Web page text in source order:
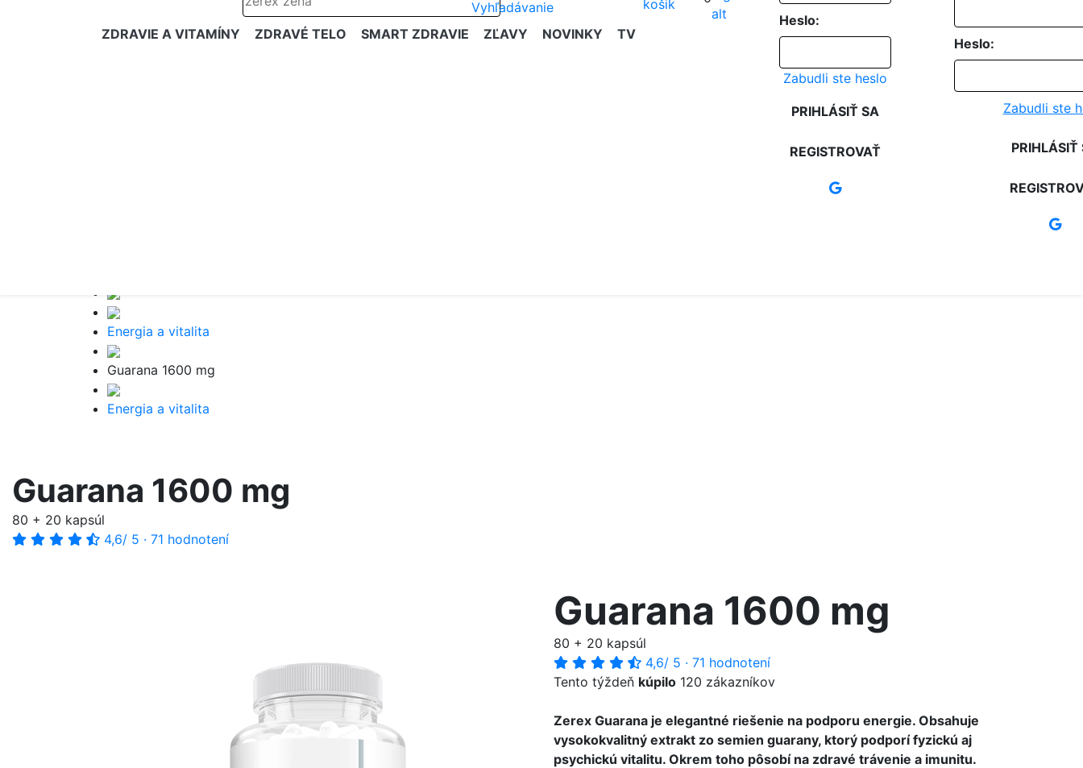
ZDRAVIE A VITAMÍNY ZDRAVÉ TELO SMART ZDRAVIE ZĽAVY NOVINKY TV
Heslo:
Zabudli ste heslo
PRIHLÁSIŤ SA
REGISTROVAŤ
Heslo:
Zabudli ste
PRIHLÁSIŤ
Energia a vitalita
Guarana 1600 mg
Energia a vitalita
Guarana 1600 mg
80 + 20 kapsúl
4,6/ 5 · 71 hodnotení
Guarana 1600 mg
80 + 20 kapsúl
4,6/ 5 · 71 hodnotení
Tento týždeň kúpilo 120 zákazníkov
Zerex Guarana je elegantné riešenie na podporu energie. Obsahuje
vysokokvalitný extrakt zo semien guarany, ktorý podporí fyzickú aj
psychickú vitalitu. Okrem toho pôsobí na zdravé trávenie a imunitu.